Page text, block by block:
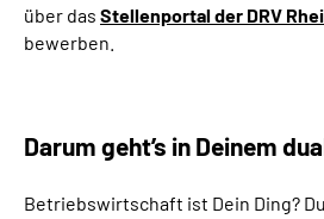
über das Stellenportal der DRV
bewerben.
Darum geht’s in Deinem
Betriebswirtschaft ist Dein Ding?